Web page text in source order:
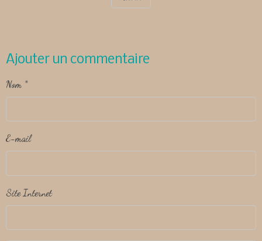
Ajouter un commentaire
Nom
E-mail
Site Internet